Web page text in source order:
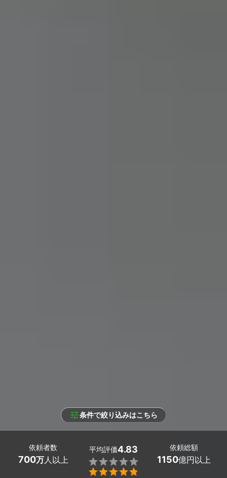
条件で絞り込みはこちら
依頼者数
700万人以上
平均評価4.83


依頼総額
1150億円以上